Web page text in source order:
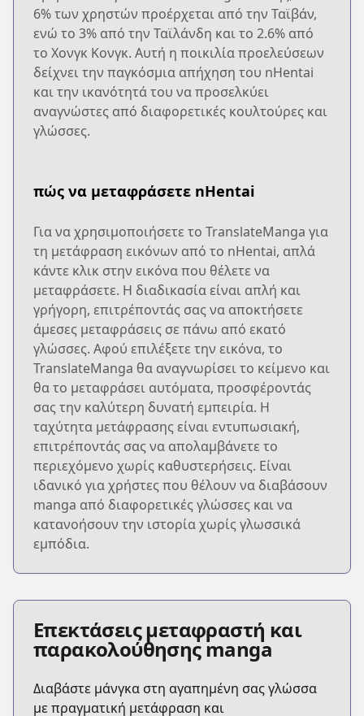
6% των χρηστών προέρχεται από την Ταϊβάν,
ενώ το 3% από την Ταϊλάνδη και το 2.6% από
το Χονγκ Κονγκ. Αυτή η ποικιλία προελεύσεων
δείχνει την παγκόσμια απήχηση του nHentai
και την ικανότητά του να προσελκύει
αναγνώστες από διαφορετικές κουλτούρες και
γλώσσες.
πώς να μεταφράσετε nHentai
Για να χρησιμοποιήσετε το TranslateManga για
τη μετάφραση εικόνων από το nHentai, απλά
κάντε κλικ στην εικόνα που θέλετε να
μεταφράσετε. Η διαδικασία είναι απλή και
γρήγορη, επιτρέποντάς σας να αποκτήσετε
άμεσες μεταφράσεις σε πάνω από εκατό
γλώσσες. Αφού επιλέξετε την εικόνα, το
TranslateManga θα αναγνωρίσει το κείμενο και
θα το μεταφράσει αυτόματα, προσφέροντάς
σας την καλύτερη δυνατή εμπειρία. Η
ταχύτητα μετάφρασης είναι εντυπωσιακή,
επιτρέποντάς σας να απολαμβάνετε το
περιεχόμενο χωρίς καθυστερήσεις. Είναι
ιδανικό για χρήστες που θέλουν να διαβάσουν
manga από διαφορετικές γλώσσες και να
κατανοήσουν την ιστορία χωρίς γλωσσικά
εμπόδια.
Επεκτάσεις μεταφραστή και
παρακολούθησης manga
Διαβάστε μάνγκα στη αγαπημένη σας γλώσσα
με πραγματική μετάφραση και